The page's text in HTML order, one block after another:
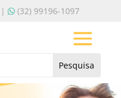
(32) 99196-1097